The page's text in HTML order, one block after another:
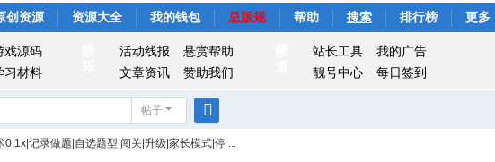
创资源 资源大全 我的钱包 总版规 帮助 搜索 排行榜 更多
戏源码
习材料
活动线报
悬赏帮助
文章资讯
赞助我们
站长工具
我的广告
靓号中心
每日签到
帖子
搜
0.1x|记录做题|自选题型|闯关|升级|家长模式|停 ...